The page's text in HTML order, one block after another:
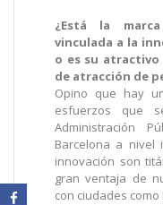
¿Está la
vinculada a la
o es su
de atracción de
Opino que hay
esfuerzos que
Administración
Barcelona a nivel
innovación son
gran ventaja de
con ciudades